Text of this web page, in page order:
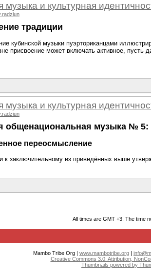
музыка и культурная
традиции
кубинской музыки пуэрториканцами
присвоение может включать активное, пусть
музыка и культурная
общенациональная музыка № 5:
переосмысление
заключительному из приведённых выше
All times are GMT +3. The time
Mambo Tribe Org | www.mambotribe.org |
Creative Commons 3.0: Attribution,
Thumbnails powered by